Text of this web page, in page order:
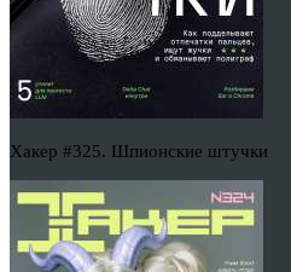
Хакер #325. Шпионские штучки